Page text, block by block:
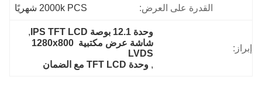
القدرة على العرض: 2000k PCS شهريًا
إبراز:
وحدة 12.1 بوصة IPS TFT LCD
,
شاشة عرض مكتبية 1280x800
LVDS
, وحدة TFT LCD مع الضمان